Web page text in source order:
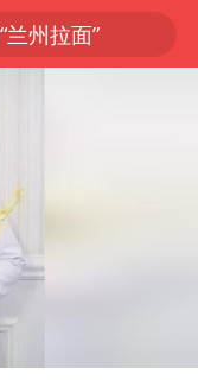
州拉面”
胜
版全月地质图
地点更新
10万获刑1年